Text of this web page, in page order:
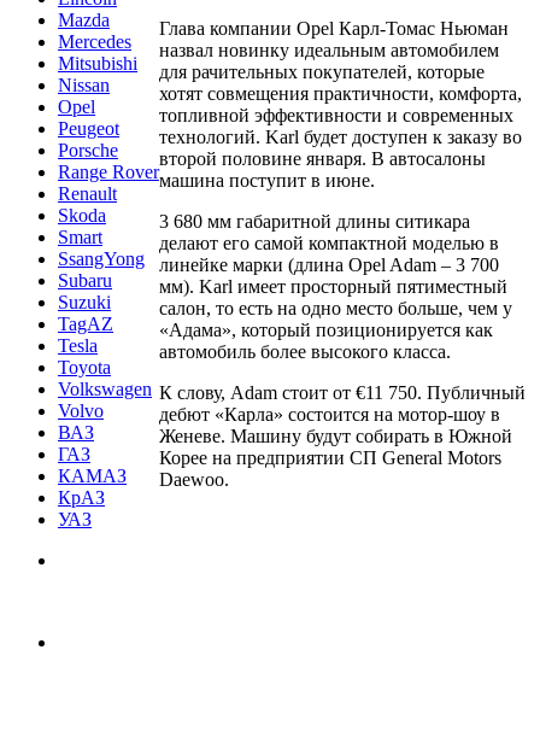
Mazda
Mercedes
Mitsubishi
Nissan
Opel
Peugeot
Porsche
Range Rover
Renault
Skoda
Smart
SsangYong
Subaru
Suzuki
TagAZ
Tesla
Toyota
Volkswagen
Volvo
ВАЗ
ГАЗ
КАМАЗ
КрАЗ
УАЗ
Глава компании Opel Карл-Томас Ньюман
назвал новинку идеальным автомобилем
для рачительных покупателей, которые
хотят совмещения практичности, комфорта,
топливной эффективности и современных
технологий. Karl будет доступен к заказу во
второй половине января. В автосалоны
машина поступит в июне.
3 680 мм габаритной длины ситикара
делают его самой компактной моделью в
линейке марки (длина Opel Adam – 3 700
мм). Karl имеет просторный пятиместный
салон, то есть на одно место больше, чем у
«Адама», который позиционируется как
автомобиль более высокого класса.
К слову, Adam стоит от €11 750. Публичный
дебют «Карла» состоится на мотор-шоу в
Женеве. Машину будут собирать в Южной
Корее на предприятии СП General Motors
Daewoo.